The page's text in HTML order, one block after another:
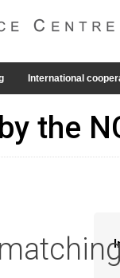
International
the